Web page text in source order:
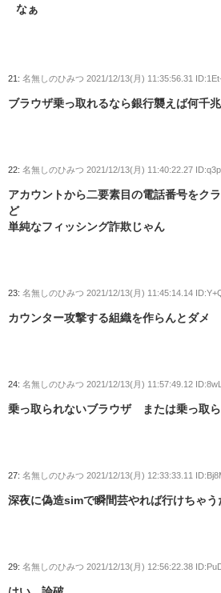
なぁ
21: 名無しのひみつ 2021/12/13(月) 11:35:56.31
ブラウザ乗っ取れるなら銀行襲えば何千兆
22: 名無しのひみつ 2021/12/13(月) 11:40:22.27
アカウントから二要素目の電話番号をク
ど
単純なフィッシング詐欺じゃん
23: 名無しのひみつ 2021/12/13(月) 11:45:14.14
カウンター攻撃する組織を作らんとダメ
24: 名無しのひみつ 2021/12/13(月) 11:57:49.12
乗っ取られないブラウザ または乗っ取ら
27: 名無しのひみつ 2021/12/13(月) 12:33:33.11
深夜に偽造simで瞬間芸やれば行けちゃう
29: 名無しのひみつ 2021/12/13(月) 12:56:22.38